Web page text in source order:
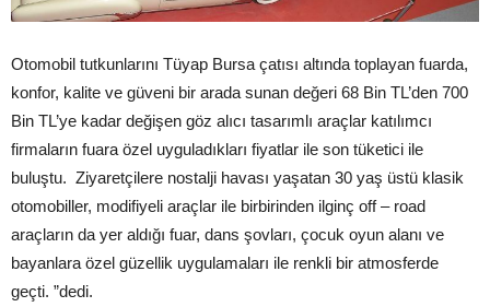
Otomobil tutkunlarını Tüyap Bursa çatısı altında toplayan fuarda,
konfor, kalite ve güveni bir arada sunan değeri 68 Bin TL’den 700
Bin TL’ye kadar değişen göz alıcı tasarımlı araçlar katılımcı
firmaların fuara özel uyguladıkları fiyatlar ile son tüketici ile
buluştu. Ziyaretçilere nostalji havası yaşatan 30 yaş üstü klasik
otomobiller, modifiyeli araçlar ile birbirinden ilginç off – road
araçların da yer aldığı fuar, dans şovları, çocuk oyun alanı ve
bayanlara özel güzellik uygulamaları ile renkli bir atmosferde
geçti. ”dedi.